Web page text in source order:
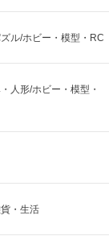
ル/ホビー・模型・RC
人形/ホビー・模型・
・生活